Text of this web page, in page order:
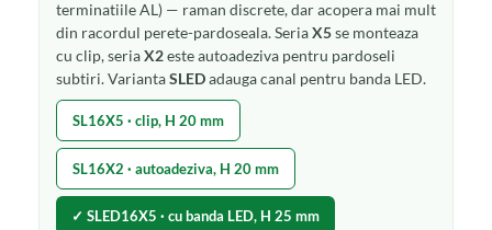
terminatiile AL) — raman discrete, dar acopera mai mult
din racordul perete-pardoseala. SeriaX5se monteaza
cu clip, seriaX2este autoadeziva pentru pardoseli
subtiri. VariantaSLEDadauga canal pentru banda LED.
SL16X5 · clip, H 20 mm
SL16X2 · autoadeziva, H 20 mm
✓ SLED16X5 · cu banda LED, H 25 mm